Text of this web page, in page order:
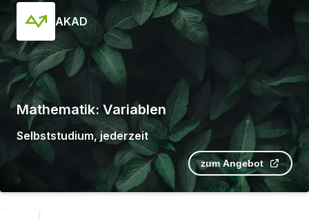
AKAD
Mathematik: Variablen
Selbststudium,jederzeit
zum Angebot